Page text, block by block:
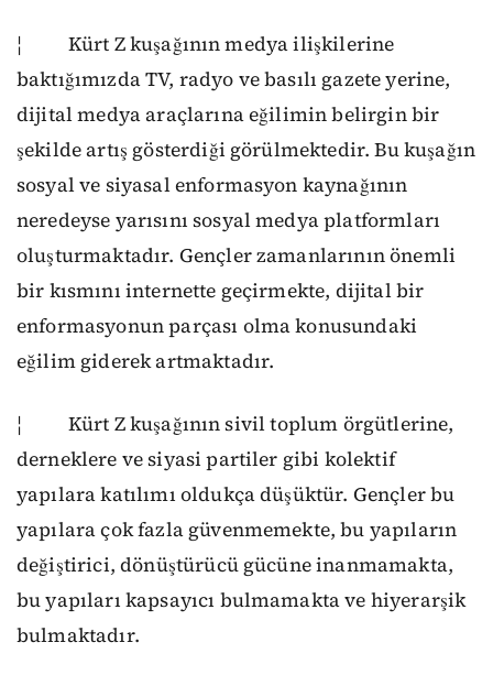
¦ Kürt Z kuşağının medya ilişkilerine
baktığımızda TV, radyo ve basılı gazete yerine,
dijital medya araçlarına eğilimin belirgin bir
şekilde artış gösterdiği görülmektedir. Bu kuşağın
sosyal ve siyasal enformasyon kaynağının
neredeyse yarısını sosyal medya platformları
oluşturmaktadır. Gençler zamanlarının önemli
bir kısmını internette geçirmekte, dijital bir
enformasyonun parçası olma konusundaki
eğilim giderek artmaktadır.
¦ Kürt Z kuşağının sivil toplum örgütlerine,
derneklere ve siyasi partiler gibi kolektif
yapılara katılımı oldukça düşüktür. Gençler bu
yapılara çok fazla güvenmemekte, bu yapıların
değiştirici, dönüştürücü gücüne inanmamakta,
bu yapıları kapsayıcı bulmamakta ve hiyerarşik
bulmaktadır.